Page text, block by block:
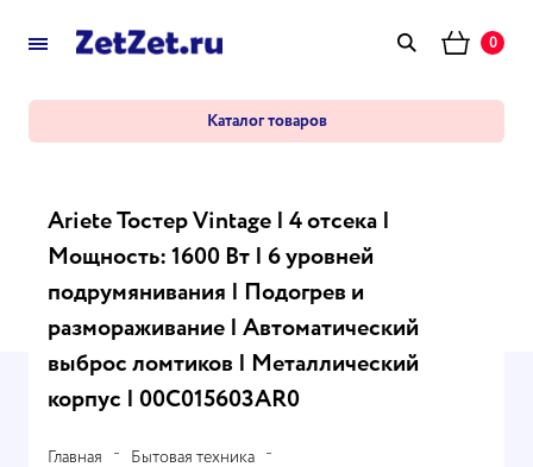
0
Каталог товаров
Ariete Тостер Vintage | 4 отсека |
Мощность: 1600 Вт | 6 уровней
подрумянивания | Подогрев и
размораживание | Автоматический
выброс ломтиков | Металлический
корпус | 00C015603AR0
Главная
Бытовая техника